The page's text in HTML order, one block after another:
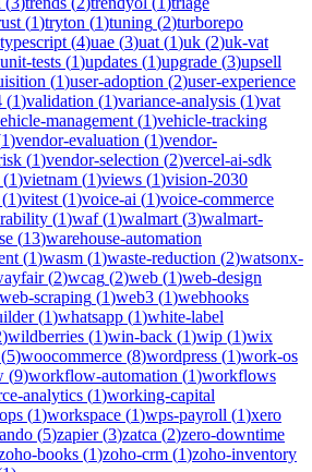
(1)tryton (1)tuning (2)turborepo
typescript (4)uae (3)uat (1)uk (2)uk-vat
unit-tests (1)updates (1)upgrade (3)upsell
(1)user-adoption (2)user-experience
(1)validation (1)variance-analysis (1)vat
management (1)vehicle-tracking
1)vendor-evaluation (1)vendor-
(1)vendor-selection (2)vercel-ai-sdk
(1)vietnam (1)views (1)vision-2030
(1)vitest (1)voice-ai (1)voice-commerce
(1)waf(1)walmart (3)walmart-
(13)warehouse-automation
(1)wasm (1)waste-reduction (2)watsonx-
(2)wcag (2)web (1)web-design
web-scraping (1)web3 (1)webhooks
(1)whatsapp (1)white-label
)wildberries (1)win-back (1)wip (1)wix
(5)woocommerce (8)wordpress (1)work-os
(9)workflow-automation (1)workflows
analytics (1)working-capital
(1)workspace (1)wps-payroll (1)xero
(5)zapier(3)zatca (2)zero-downtime
books (1)zoho-crm (1)zoho-inventory